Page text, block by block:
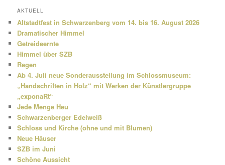
h
n
AKTUELL
Altstadtfest in Schwarzenberg vom 14. bis 16. August 2026
Dramatischer Himmel
Getreideernte
Himmel über SZB
Regen
Ab 4. Juli neue Sonderausstellung im Schlossmuseum:
„Handschriften in Holz“ mit Werken der Künstlergruppe
„exponaRt“
Jede Menge Heu
Schwarzenberger Edelweiß
Schloss und Kirche (ohne und mit Blumen)
Neue Häuser
SZB im Juni
Schöne Aussicht